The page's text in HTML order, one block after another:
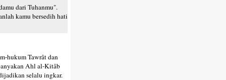
dari Tuhanmu".
kamu bersedih hati
hukum Tawrât dan
Ahl al-Kitâb
selalu ingkar.